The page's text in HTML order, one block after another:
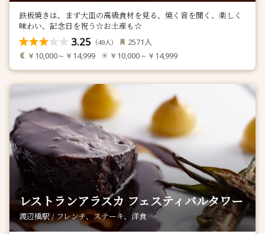
鉄板焼きは、まず大皿の高級食材を見る、焼く音を聞く、楽しく
味わい、記念日を祝う☆お土産も☆
3.25 （49人） 2571 人
￥10,000～￥14,999 ￥10,000～￥14,999
レストランアラスカ フェスティバルタワー
渡辺橋駅 / フレンチ、ステーキ、洋食